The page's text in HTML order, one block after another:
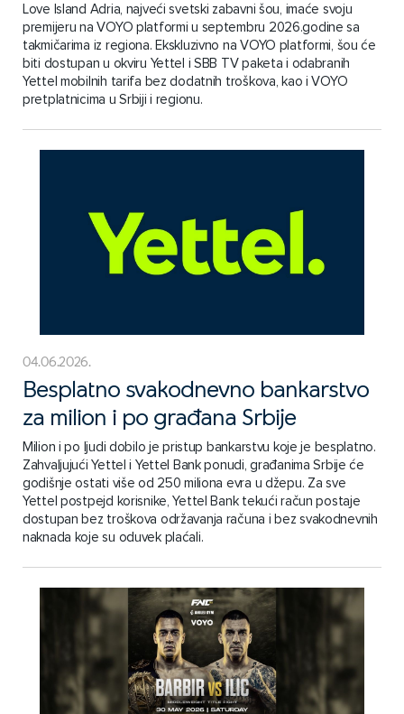
Love Island Adria, najveći svetski zabavni šou, imaće svoju
premijeru na VOYO platformi u septembru 2026.godine sa
takmičarima iz regiona. Ekskluzivno na VOYO platformi, šou će
biti dostupan u okviru Yettel i SBB TV paketa i odabranih
Yettel mobilnih tarifa bez dodatnih troškova, kao i VOYO
pretplatnicima u Srbiji i regionu.
04.06.2026.
Besplatno svakodnevno bankarstvo
za milion i po građana Srbije
Milion i po ljudi dobilo je pristup bankarstvu koje je besplatno.
Zahvaljujući Yettel i Yettel Bank ponudi, građanima Srbije će
godišnje ostati više od 250 miliona evra u džepu. Za sve
Yettel postpejd korisnike, Yettel Bank tekući račun postaje
dostupan bez troškova održavanja računa i bez svakodnevnih
naknada koje su oduvek plaćali.